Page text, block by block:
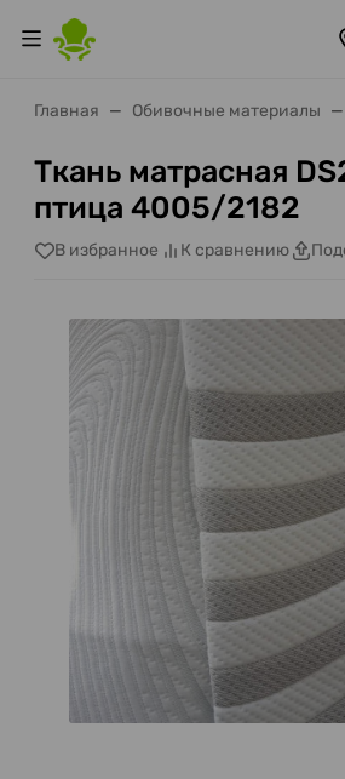
Главная Обивочные материалы
Ткань матрасная
птица 4005/2182
В избранное К сравнению